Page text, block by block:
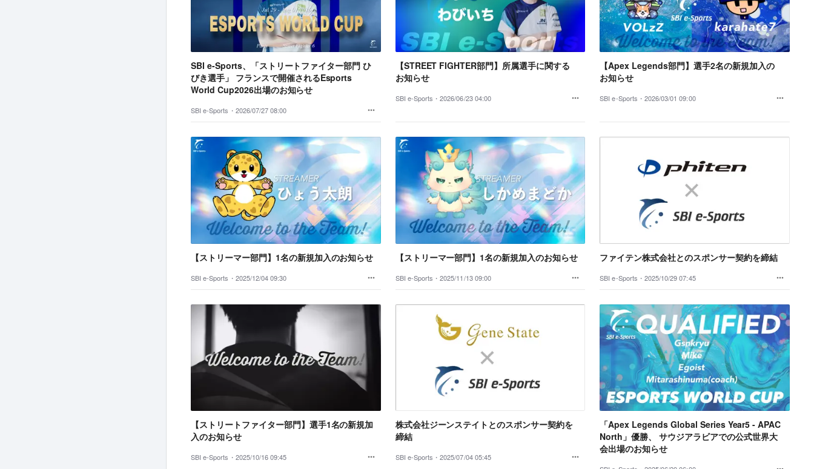
SBI e-Sports、「ストリートファイター部門 ひ
びき選手」 フランスで開催されるEsports
World Cup2026出場のお知らせ
SBI e-Sports・ 2026/07/27 08:00
【STREET FIGHTER部門】所属選手に関する
お知らせ
SBI e-Sports・2026/06/23 04:00
【Apex Legends部門】選手2名の新規加入の
お知らせ
SBI e-Sports・ 2026/03/01 09:00
【ストリーマー部門】1名の新規加入のお知らせ
SBI e-Sports・ 2025/12/04 09:30
【ストリーマー部門】1名の新規加入のお知らせ
SBI e-Sports・2025/11/13 09:00
ファイテン株式会社とのスポンサー契約を締結
SBI e-Sports・ 2025/10/29 07:45
【ストリートファイター部門】選手1名の新規加
入のお知らせ
SBI e-Sports・ 2025/10/16 09:45
株式会社ジーンステイトとのスポンサー契約を
締結
SBI e-Sports・2025/07/04 05:45
「Apex Legends Global Series Year5 - APAC
North」優勝、 サウジアラビアでの公式世界大
会出場のお知らせ